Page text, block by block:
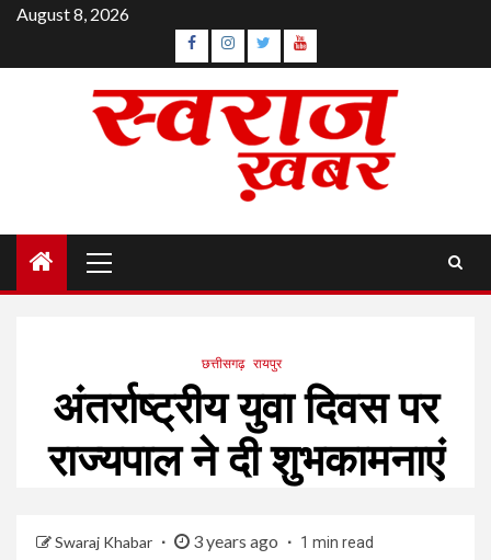
Skip
content
August 8, 2026
Facebook
Instagram
TwitterYouTube
Menu
छत्तीसगढ़ रायपुर
अंतर्राष्ट्रीय युवा दिवस पर
राज्यपाल ने दी शुभकामनाएं
Swaraj Khabar 3 years ago 1 min read